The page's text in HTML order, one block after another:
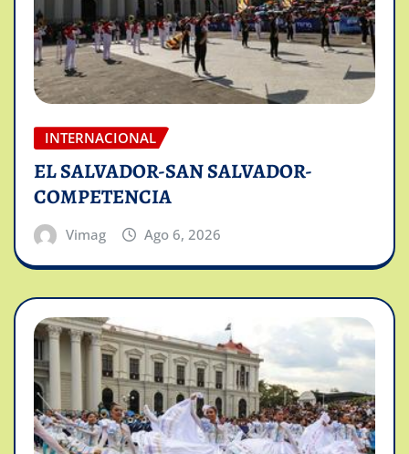
INTERNACIONAL
EL SALVADOR-SAN SALVADOR-
COMPETENCIA
Vimag Ago 6, 2026